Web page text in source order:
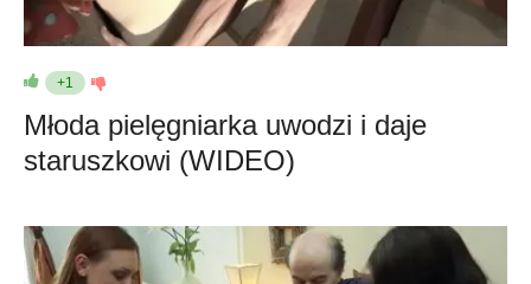
+1
Młoda pielęgniarka uwodzi i daje
staruszkowi (WIDEO)